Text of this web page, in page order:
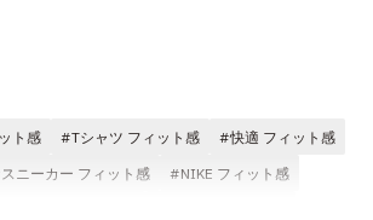
ト感 Tシャツ フィット感
快適 フィット感
スニーカー フィット感
NIKE フィット感